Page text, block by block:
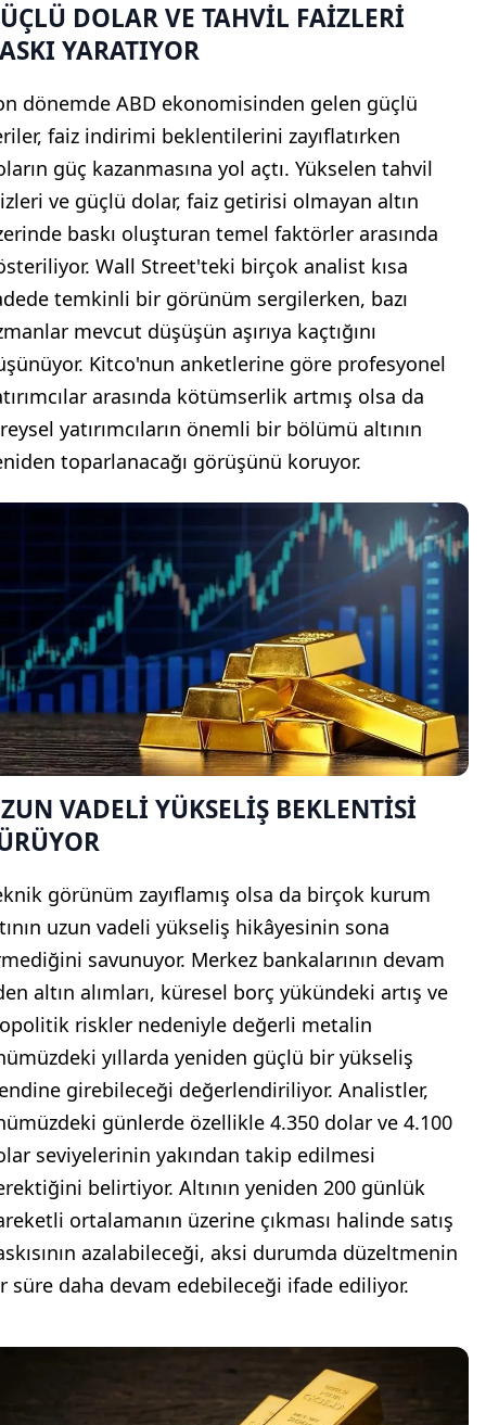
DOLAR VE TAHVİL FAİZLERİ
YARATIYOR
dönemde ABD ekonomisinden gelen güçlü
faiz indirimi beklentilerini zayıflatırken
güç kazanmasına yol açtı. Yükselen tahvil
ve güçlü dolar, faiz getirisi olmayan altın
baskı oluşturan temel faktörler arasında
Wall Street'teki birçok analist kısa
temkinli bir görünüm sergilerken, bazı
mevcut düşüşün aşırıya kaçtığını
Kitco'nun anketlerine göre profesyonel
arasında kötümserlik artmış olsa da
yatırımcıların önemli bir bölümü altının
toparlanacağı görüşünü koruyor.
VADELİ YÜKSELİŞ BEKLENTİSİ
görünüm zayıflamış olsa da birçok kurum
uzun vadeli yükseliş hikâyesinin sona
savunuyor. Merkez bankalarının devam
altın alımları, küresel borç yükündeki artış ve
riskler nedeniyle değerli metalin
yıllarda yeniden güçlü bir yükseliş
girebileceği değerlendiriliyor. Analistler,
günlerde özellikle 4.350 dolar ve 4.100
seviyelerinin yakından takip edilmesi
belirtiyor. Altının yeniden 200 günlük
ortalamanın üzerine çıkması halinde satış
azalabileceği, aksi durumda düzeltmenin
süre daha devam edebileceği ifade ediliyor.